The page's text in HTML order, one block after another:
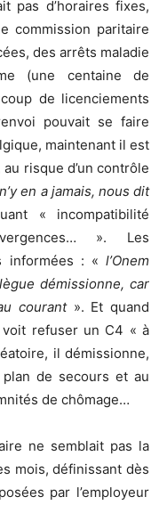
pas d’horaires fixes,
commission paritaire
des arrêts maladie
(une centaine de
de licenciements
pouvait se faire
maintenant il est
risque d’un contrôle
en a jamais, nous dit
« incompatibilité
». Les
informées : « l’Onem
démissionne, car
courant ». Et quand
voit refuser un C4 « à
il démissionne,
de secours et au
de chômage…
ne semblait pas la
mois, définissant dès
par l’employeur